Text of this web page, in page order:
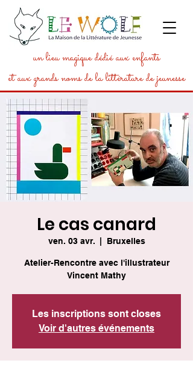
un lieu magique dédié aux enfants
et aux grands noms de la littérature de jeunesse
Le cas canard
ven. 03 avr.
  |
Bruxelles
Atelier-Rencontre avec l'illustrateur
Vincent Mathy
Les inscriptions sont closes
Voir d'autres événements